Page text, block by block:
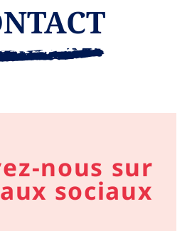
nous sur
sociaux